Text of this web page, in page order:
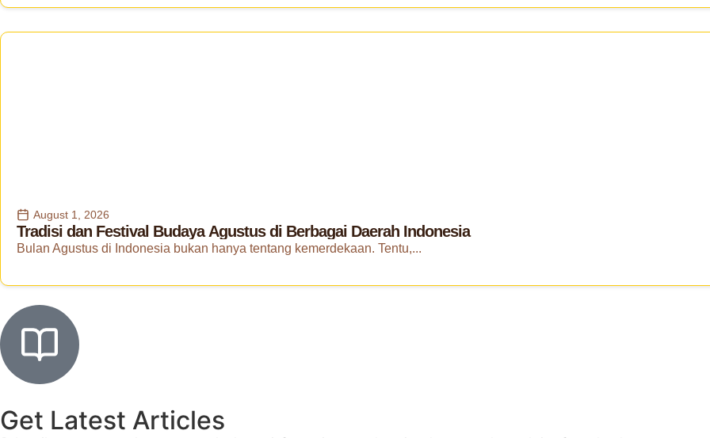
August 1, 2026
Tradisi dan Festival Budaya Agustus di Berbagai Daerah Indonesia
Bulan Agustus di Indonesia bukan hanya tentang kemerdekaan. Tentu,...
Get Latest Articles